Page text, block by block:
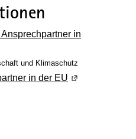
in
neuen Fenster geöffnet)
und Klimaschutz
in der EU (Wird in einem